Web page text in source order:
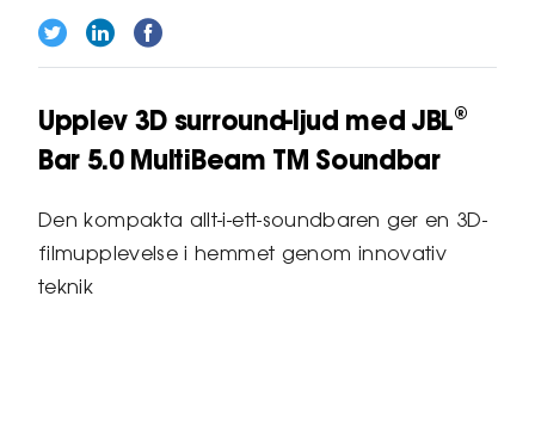
Upplev 3D surround-ljud med JBL®
Bar 5.0 MultiBeam TM Soundbar
Den kompakta allt-i-ett-soundbaren ger en 3D-
filmupplevelse i hemmet genom innovativ
teknik